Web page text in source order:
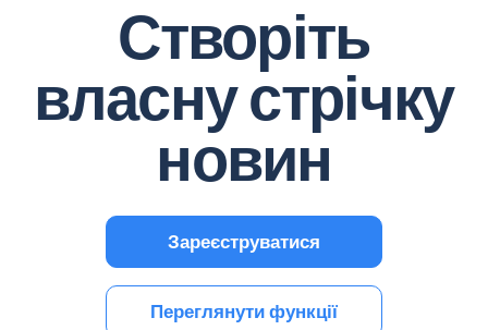
Створіть
власну стрічку
новин
Зареєструватися
Переглянути функції